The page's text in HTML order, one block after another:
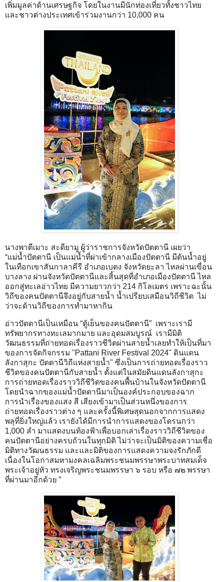
เพิ่มมูลค่าด้านเศรษฐกิจ โดยในงานมีนักท่องเที่ยวทั้งชาวไทย
และชาวต่างประเทศเข้าร่วมงานกว่า 10,000 คน
นางพาตีเมาะ สะดียามู ผู้ว่าราชการจังหวัดปัตตานี เผยว่า
“แม่น้ำปัตตานี เป็นแม่น้ำที่ผ่าเข้ากลางเมืองปัตตานี มีต้นน้ำอยู่
ในเทือกเขาสันกาลาคีรี อำเภอเบตง จังหวัดยะลา ไหลผ่านเขื่อน
บางลาง ผ่านจังหวัดปัตตานีและสิ้นสุดที่อำเภอเมืองปัตตานี ไหล
ออกสู่ทะเลอ่าวไทย มีความยาวกว่า 214 กิโลเมตร เพราะฉะนั้น
วิถีของคนปัตตานีจึงอยู่กับสายน้ำ น้ำเปรียบเสมือนวิถีชีวิต ไม่
ว่าจะด้านวิถีของการทำมาหากิน
อ่าวปัตตานีเป็นเหมือน “ตู้เย็นของคนปัตตานี” เพราะเรามี
ทรัพยากรทางทะเลมากมาย และอุดมสมบูรณ์ เรามีมิติ
วัฒนธรรมที่ถ่ายทอดเรื่องราวชีวิตผ่านสายน้ำเลยทำให้เป็นที่มา
ของการจัดกิจกรรม "Pattani River Festival 2024" ดินแดน
ลังกาสุกะ ปัตตานีวิถีแห่งสายน้ำ" ซึ่งเป็นการถ่ายทอดเรื่องราว
ชีวิตของคนปัตตานีกับสายน้ำ ตั้งแต่ในสมัยดินแดนลังกาสุกะ
การถ่ายทอดเรื่องราววิถีชีวิตของคนพื้นบ้านในจังหวัดปัตตานี
โดยนำฉากของแม่น้ำปัตตานีมาเป็นองค์ประกอบของฉาก
การนำเรื่องของแสง สี เสียงเข้ามาเป็นส่วนหนึ่งของการ
ถ่ายทอดเรื่องราวต่าง ๆ และครั้งนี้พิเศษสุดนอกจากการแสดง
พลุที่ยิ่งใหญ่แล้ว เรายังได้มีการนำการแสดงของโดรนกว่า
1,000 ลำ มาแสดงบนท้องฟ้าเพื่อบอกเล่าเรื่องราววิถีชีวิตของ
คนปัตตานีอย่างครบถ้วนในทุกมิติ ไม่ว่าจะเป็นมิติของความเชื่อ
มิติทางวัฒนธรรม และและมิติของการแสดงความจงรักภักดี
เนื่องในโอกาสมหามงคลเฉลิมพระชนมพรรษาพระบาทสมเด็จ
พระเจ้าอยู่หัว ทรงเจริญพระชนมพรรษา ๖ รอบ หรือ ๗๒ พรรษา
ที่ผ่านมาอีกด้วย ”